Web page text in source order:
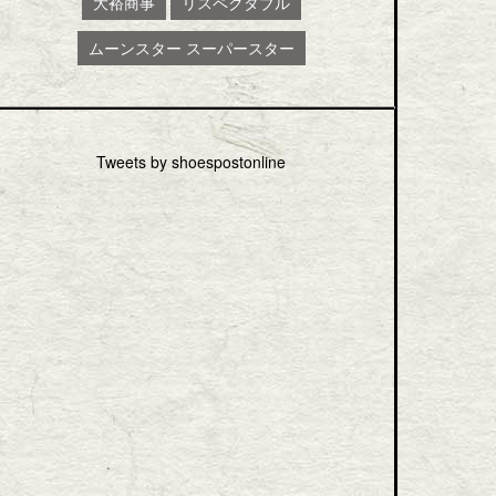
ムーンスター スーパースター
Tweets by shoespostonline